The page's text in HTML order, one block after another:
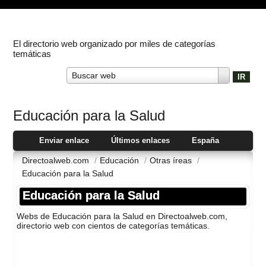
El directorio web organizado por miles de categorías
temáticas
Buscar web
Educación para la Salud
Enviar enlace Últimos enlaces España
Directoalweb.com / Educación / Otras íreas /
Educación para la Salud
Educación para la Salud
Webs de Educación para la Salud en Directoalweb.com,
directorio web con cientos de categorí­as temáticas.